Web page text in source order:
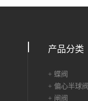
产品分类
+ 蝶阀
+ 偏心半球阀
+ 闸阀